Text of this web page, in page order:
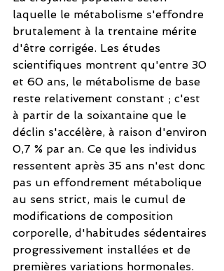
laquelle le métabolisme s'effondre
brutalement à la trentaine mérite
d'être corrigée. Les études
scientifiques montrent qu'entre 30
et 60 ans, le métabolisme de base
reste relativement constant ; c'est
à partir de la soixantaine que le
déclin s'accélère, à raison d'environ
0,7 % par an. Ce que les individus
ressentent après 35 ans n'est donc
pas un effondrement métabolique
au sens strict, mais le cumul de
modifications de composition
corporelle, d'habitudes sédentaires
progressivement installées et de
premières variations hormonales.